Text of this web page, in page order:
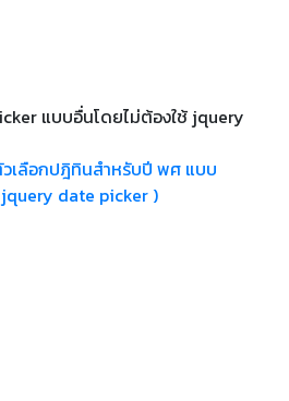
แบบอื่นโดยไม่ต้องใช้ jquery
วเลือกปฎิทินสำหรับปี พศ แบบ
date picker )